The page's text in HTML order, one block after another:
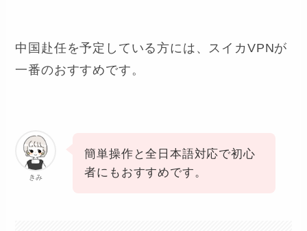
中国赴任を予定している方には、スイカVPNが
一番のおすすめです。
きみ
簡単操作と全日本語対応で初心
者にもおすすめです。